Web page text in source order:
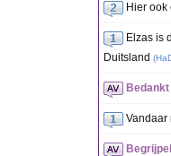
Hier
Elzas is
Duitsland (
Vandaar